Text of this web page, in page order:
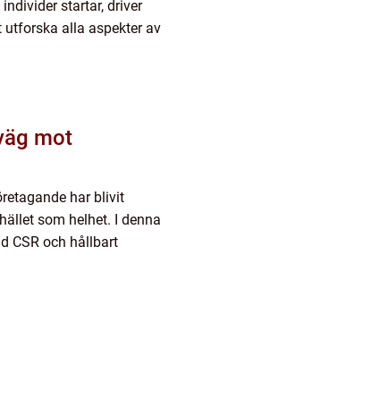
startar, driver
utforska alla aspekter av
mot
har blivit
som helhet. I denna
CSR och hållbart